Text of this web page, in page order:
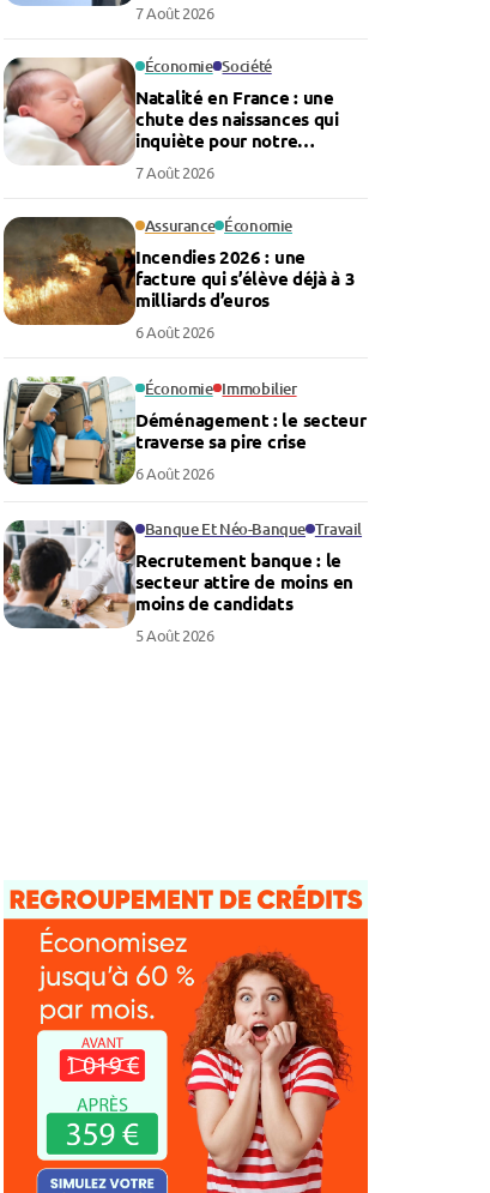
7 Août 2026
Économie Société
Natalité en France : une
chute des naissances qui
inquiète pour notre
économie
7 Août 2026
Assurance Économie
Incendies 2026 : une
facture qui s’élève déjà à 3
milliards d’euros
6 Août 2026
Économie Immobilier
Déménagement : le secteur
traverse sa pire crise
6 Août 2026
Banque Et Néo-Banque Travail
Recrutement banque : le
secteur attire de moins en
moins de candidats
5 Août 2026